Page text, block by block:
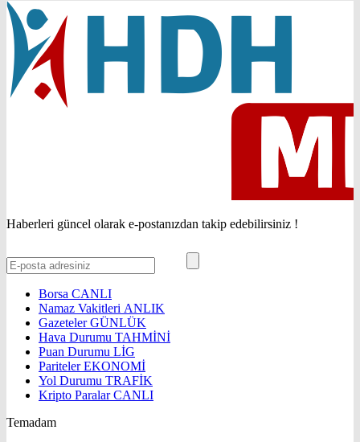
Haberleri güncel olarak e-postanızdan takip edebilirsiniz !
Borsa CANLI
Namaz Vakitleri ANLIK
GazetelerGÜNLÜK
Hava Durumu TAHMİNİ
Puan Durumu LİG
ParitelerEKONOMİ
Yol Durumu TRAFİK
Kripto ParalarCANLI
Temadam